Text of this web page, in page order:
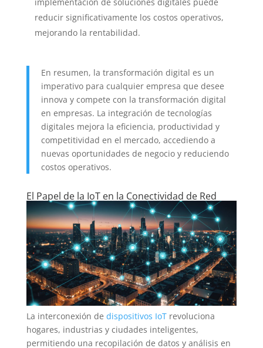
reducir significativamente los costos operativos,
mejorando la rentabilidad.
En resumen, la transformación digital es un
imperativo para cualquier empresa que desee
innova y compete con la transformación digital
en empresas. La integración de tecnologías
digitales mejora la eficiencia, productividad y
competitividad en el mercado, accediendo a
nuevas oportunidades de negocio y reduciendo
costos operativos.
El Papel de la IoT en la Conectividad de Red
La interconexión de dispositivos IoTrevoluciona
hogares, industrias y ciudades inteligentes,
permitiendo una recopilación de datos y análisis en